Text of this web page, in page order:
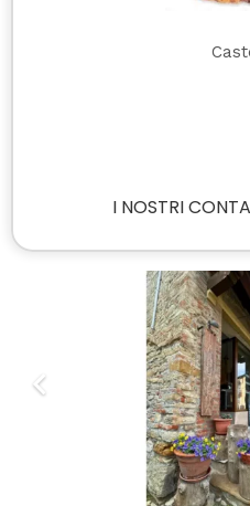
I NOSTRI